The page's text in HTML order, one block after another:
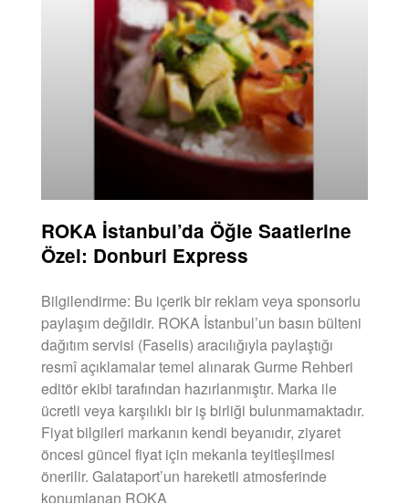
ROKA İstanbul’da Öğle Saatlerine
Özel: Donburi Express
Bilgilendirme: Bu içerik bir reklam veya sponsorlu
paylaşım değildir. ROKA İstanbul’un basın bülteni
dağıtım servisi (Faselis) aracılığıyla paylaştığı
resmî açıklamalar temel alınarak Gurme Rehberi
editör ekibi tarafından hazırlanmıştır. Marka ile
ücretli veya karşılıklı bir iş birliği bulunmamaktadır.
Fiyat bilgileri markanın kendi beyanıdır, ziyaret
öncesi güncel fiyat için mekanla teyitleşilmesi
önerilir. Galataport’un hareketli atmosferinde
konumlanan ROKA